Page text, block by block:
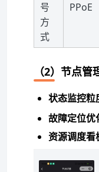
号
方
式
PPoE
（2）节点
状态监控粒
故障定位优
资源调度看